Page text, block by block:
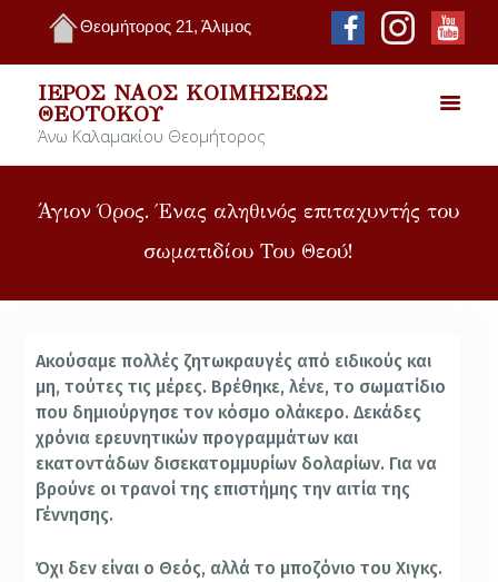
Θεομήτορος 21, Άλιμος
ΙΕΡΌΣ ΝΑΌΣ ΚΟΙΜΉΣΕΩΣ
ΘΕΟΤΌΚΟΥ
Άνω Καλαμακίου Θεομήτορος
Άγιον Όρος. Ένας αληθινός επιταχυντής του
σωματιδίου Του Θεού!
Ακούσαμε πολλές ζητωκραυγές από ειδικούς και
μη, τούτες τις μέρες. Βρέθηκε, λένε, το σωματίδιο
που δημιούργησε τον κόσμο ολάκερο. Δεκάδες
χρόνια ερευνητικών προγραμμάτων και
εκατοντάδων δισεκατομμυρίων δολαρίων. Για να
βρούνε οι τρανοί της επιστήμης την αιτία της
Γέννησης.
Όχι δεν είναι ο Θεός, αλλά το μποζόνιο του Χιγκς.